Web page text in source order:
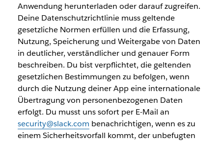
Anwendung herunterladen oder darauf zugreifen.
Deine Datenschutzrichtlinie muss geltende
gesetzliche Normen erfüllen und die Erfassung,
Nutzung, Speicherung und Weitergabe von Daten
in deutlicher, verständlicher und genauer Form
beschreiben. Du bist verpflichtet, die geltenden
gesetzlichen Bestimmungen zu befolgen, wenn
durch die Nutzung deiner App eine internationale
Übertragung von personenbezogenen Daten
erfolgt. Du musst uns sofort per E-Mail an
security@slack.com benachrichtigen, wenn es zu
einem Sicherheitsvorfall kommt, der unbefugten